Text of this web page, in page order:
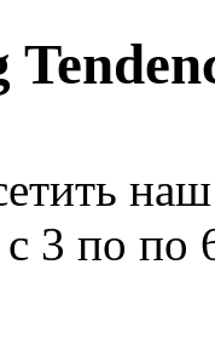
с 3 по по